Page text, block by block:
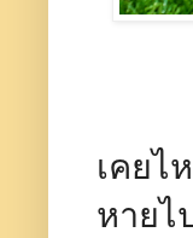
เคยไ
หายไ